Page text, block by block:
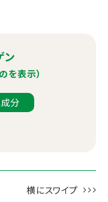
ン
を表示）
分